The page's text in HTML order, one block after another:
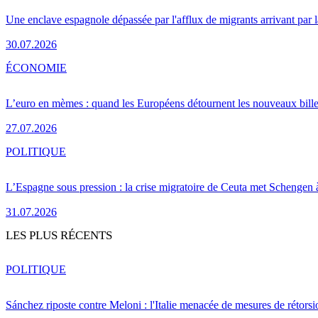
Une enclave espagnole dépassée par l'afflux de migrants arrivant par
30.07.2026
L’euro en mèmes : quand les Européens détournent les nouveaux
27.07.2026
ÉCONOMIE
L’Espagne sous pression : la crise migratoire de Ceuta met Schengen
31.07.2026
POLITIQUE
LES PLUS RÉCENTS
Sánchez riposte contre Meloni : l'Italie menacée de mesures de
POLITIQUE